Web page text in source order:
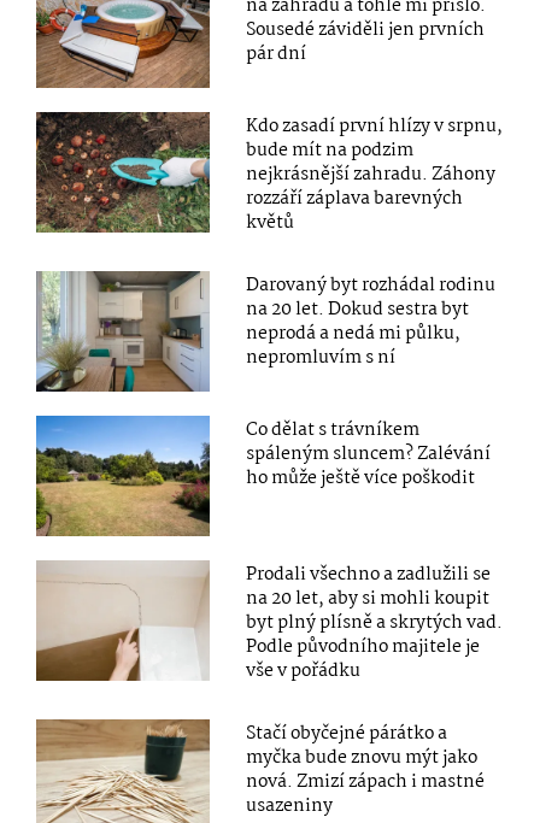
Sousedé záviděli jen prvních
pár dní
Kdo zasadí první hlízy v srpnu,
bude mít na podzim
nejkrásnější zahradu. Záhony
rozzáří záplava barevných
květů
Darovaný byt rozhádal rodinu
na 20 let. Dokud sestra byt
neprodá a nedá mi půlku,
nepromluvím s ní
Co dělat s trávníkem
spáleným sluncem? Zalévání
ho může ještě více poškodit
Prodali všechno a zadlužili se
na 20 let, aby si mohli koupit
byt plný plísně a skrytých vad.
Podle původního majitele je
vše v pořádku
Stačí obyčejné párátko a
myčka bude znovu mýt jako
nová. Zmizí zápach i mastné
usazeniny